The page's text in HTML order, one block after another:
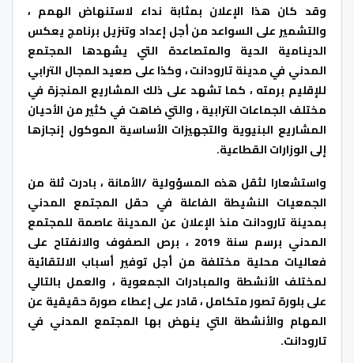
وقد كان هذا الإعلان بمثابة نداء لاستنهاض الهمم ،
والتشمير على السواعد من أجل إعداد وتنزيل برنامج يعكس
الدينامية الحية والمتصاعدة التي يشهدها المجتمع
المدني في مدينة تارودانت ، وكذا على صعيد المجال الترابي
للإقليم برمته ، كما تشهد على ذلك المشاريع المنجزة في
مختلف الجماعات الترابية ، والتي ضاهت في كثير من الأحيان
المشاريع البنيوية والتجهيزات الأساسية الموكول إنجازها
إلى الوزارات القطاعية.
واستشعارا لثقل هذه المسؤولية /الأمانة ، بادرت ثلة من
الجمعيات النشيطة الفاعلة في حقل المجتمع المدني
بمدينة تارودانت منذ الإعلان عن المدينة عاصمة للمجتمع
المدني برسم سنة 2019 ، برص الصفوف والانفتاح على
فعاليات محلية مختلفة من أجل توفير أسباب الالتقائية
لمختلف الأنشطة والمبادرات الجمعوية ، والعمل بالتالي
على بلورة تصور متكامل ، قادر على إعطاء صورة حقيقية عن
المهام والأنشطة التي ينهض بها المجتمع المدني في
تارودانت.